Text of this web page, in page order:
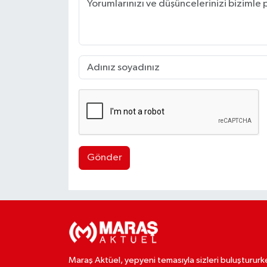
Gönder
Maraş Aktüel, yepyeni temasıyla sizleri